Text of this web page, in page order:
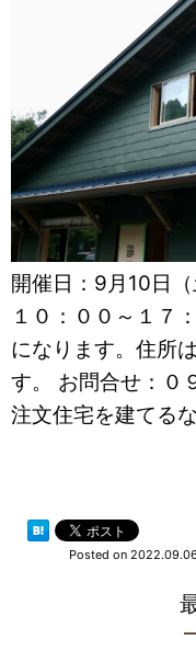
開催日：9月10日（
１０：００～１７
になります。住所
す。 お問合せ：０
注文住宅を建てる
Posted on